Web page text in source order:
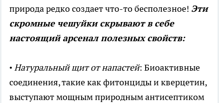
природа редко создает что-то бесполезное! Эти
скромные чешуйки скрывают в себе
настоящий арсенал полезных свойств:
•Натуральный щит от напастей: Биоактивные
соединения, такие как фитонциды и кверцетин,
выступают мощным природным антисептиком